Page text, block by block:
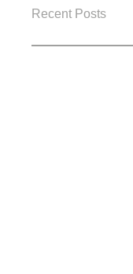
Recent Posts